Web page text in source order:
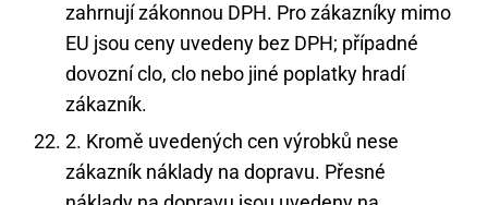
zahrnují zákonnou DPH. Pro zákazníky mimo
EU jsou ceny uvedeny bez DPH; případné
dovozní clo, clo nebo jiné poplatky hradí
zákazník.
2. Kromě uvedených cen výrobků nese
zákazník náklady na dopravu. Přesné